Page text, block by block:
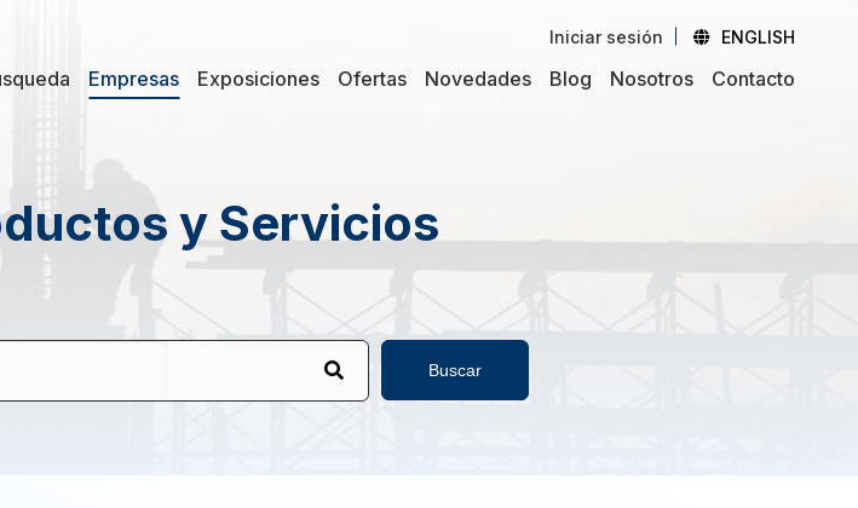
Iniciar sesión ENGLISH
Empresas Exposiciones Ofertas Novedades Blog Nosotros Contacto
y Servicios
Buscar